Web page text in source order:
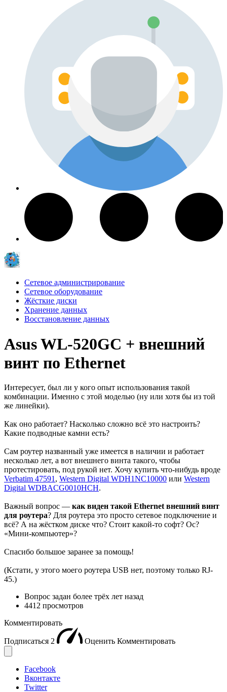
Сетевое администрирование
Сетевое оборудование
Жёсткие диски
Хранение данных
Восстановление данных
Asus WL-520GC + внешний
винт по Ethernet
Интересует, был ли у кого опыт использования такой
комбинации. Именно с этой моделью (ну или хотя бы из той
же линейки).
Как оно работает? Насколько сложно всё это настроить?
Какие подводные камни есть?
Сам роутер названный уже имеется в наличии и работает
несколько лет, а вот внешнего винта такого, чтобы
протестировать, под рукой нет. Хочу купить что-нибудь вроде
Verbatim 47591 , Western Digital WDH1NC10000 или Western
Digital WDBACG0010HCH.
Важный вопрос — как виден такой Ethernet внешний винт
для роутера? Для роутера это просто сетевое подключение и
всё? А на жёстком диске что? Стоит какой-то софт? Ос?
«Мини-компьютер»?
Спасибо большое заранее за помощь!
(Кстати, у этого моего роутера USB нет, поэтому только RJ-
45.)
Вопрос задан более трёх лет назад
4412 просмотров
Комментировать
Подписаться 2 Оценить Комментировать
Facebook
Вконтакте
Twitter